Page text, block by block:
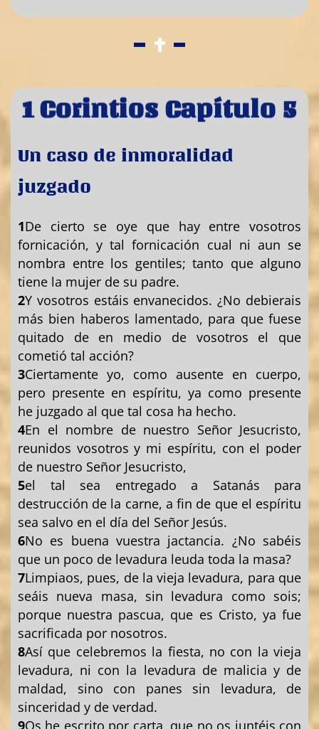
1 Corintios Capítulo 5
Un caso de inmoralidad
juzgado
1De cierto se oye que hay entre vosotros
fornicación, y tal fornicación cual ni aun se
nombra entre los gentiles; tanto que alguno
tiene la mujer de su padre.
2Y vosotros estáis envanecidos. ¿No debierais
más bien haberos lamentado, para que fuese
quitado de en medio de vosotros el que
cometió tal acción?
3Ciertamente yo, como ausente en cuerpo,
pero presente en espíritu, ya como presente
he juzgado al que tal cosa ha hecho.
4En el nombre de nuestro Señor Jesucristo,
reunidos vosotros y mi espíritu, con el poder
de nuestro Señor Jesucristo,
5el tal sea entregado a Satanás para
destrucción de la carne, a fin de que el espíritu
sea salvo en el día del Señor Jesús.
6No es buena vuestra jactancia. ¿No sabéis
que un poco de levadura leuda toda la masa?
7Limpiaos, pues, de la vieja levadura, para que
seáis nueva masa, sin levadura como sois;
porque nuestra pascua, que es Cristo, ya fue
sacrificada por nosotros.
8Así que celebremos la fiesta, no con la vieja
levadura, ni con la levadura de malicia y de
maldad, sino con panes sin levadura, de
sinceridad y de verdad.